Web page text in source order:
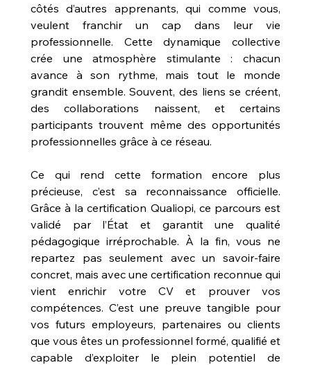
côtés d’autres apprenants, qui comme vous,
veulent franchir un cap dans leur vie
professionnelle. Cette dynamique collective
crée une atmosphère stimulante : chacun
avance à son rythme, mais tout le monde
grandit ensemble. Souvent, des liens se créent,
des collaborations naissent, et certains
participants trouvent même des opportunités
professionnelles grâce à ce réseau.
Ce qui rend cette formation encore plus
précieuse, c’est sa reconnaissance officielle.
Grâce à la certification Qualiopi, ce parcours est
validé par l’État et garantit une qualité
pédagogique irréprochable. À la fin, vous ne
repartez pas seulement avec un savoir-faire
concret, mais avec une certification reconnue qui
vient enrichir votre CV et prouver vos
compétences. C’est une preuve tangible pour
vos futurs employeurs, partenaires ou clients
que vous êtes un professionnel formé, qualifié et
capable d’exploiter le plein potentiel de